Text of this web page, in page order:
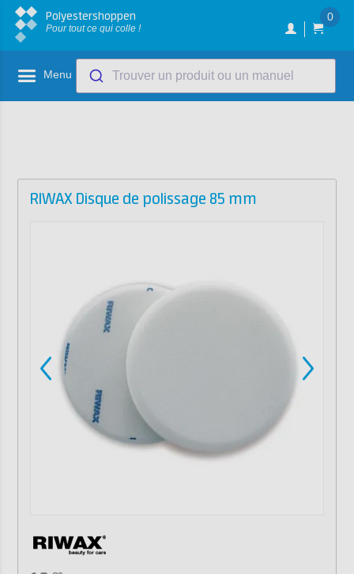
Polyestershoppen
Pour tout ce qui colle !
0
Menu Trouver un produit ou un manuel
RIWAX Disque de polissage 85 mm